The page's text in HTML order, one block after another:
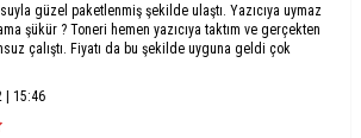
güzel paketlenmiş şekilde ulaştı. Yazıcıya uymaz
şükür ? Toneri hemen yazıcıya taktım ve gerçekten
çalıştı. Fiyatı da bu şekilde uyguna geldi çok
| 15:46